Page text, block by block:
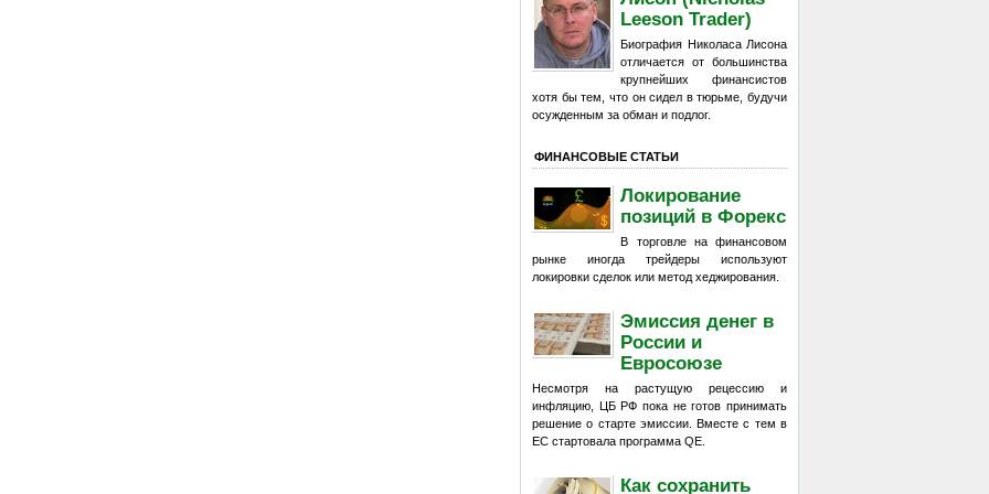
Leeson Trader)
Биография Николаса Лисона
отличается от большинства
крупнейших финансистов
хотя бы тем, что он сидел в тюрьме, будучи
осужденным за обман и подлог.
ФИНАНСОВЫЕ СТАТЬИ
Локирование
позиций в Форекс
В торговле на финансовом
рынке иногда трейдеры используют
локировки сделок или метод хеджирования.
Эмиссия денег в
России и
Евросоюзе
Несмотря на растущую рецессию и
инфляцию, ЦБ РФ пока не готов принимать
решение о старте эмиссии. Вместе с тем в
ЕС стартовала программа QE.
Как сохранить